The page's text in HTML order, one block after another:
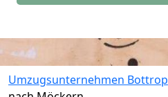
Umzugsunternehmen Bottrop